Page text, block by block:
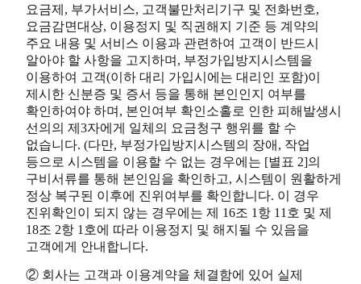
요금제, 부가서비스, 고객불만처리기구 및 전화번호,
요금감면대상, 이용정지 및 직권해지 기준 등 계약의
주요 내용 및 서비스 이용과 관련하여 고객이 반드시
알아야 할 사항을 고지하며, 부정가입방지시스템을
이용하여 고객(이하 대리 가입시에는 대리인 포함)이
제시한 신분증 및 증서 등을 통해 본인인지 여부를
확인하여야 하며, 본인여부 확인소홀로 인한 피해발생시
선의의 제3자에게 일체의 요금청구 행위를 할 수
없습니다. (다만, 부정가입방지시스템의 장애, 작업
등으로 시스템을 이용할 수 없는 경우에는 [별표 2]의
구비서류를 통해 본인임을 확인하고, 시스템이 원활하게
정상 복구된 이후에 진위여부를 확인합니다. 이 경우
진위확인이 되지 않는 경우에는 제 16조 1항 11호 및 제
18조 2항 1호에 따라 이용정지 및 해지될 수 있음을
고객에게 안내합니다.
② 회사는 고객과 이용계약을 체결함에 있어 실제